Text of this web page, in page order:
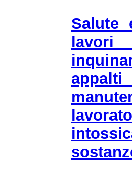
Salute